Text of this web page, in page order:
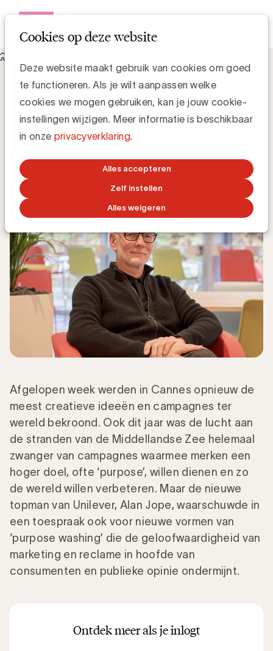
Cookies op deze website
Deze website maakt gebruik van cookies om goed
te functioneren. Als je wilt aanpassen welke
cookies we mogen gebruiken, kan je jouw cookie-
instellingen wijzigen. Meer informatie is beschikbaar
in onze privacyverklaring.
Alles accepteren
Zelf instellen
Alles weigeren
Purpose washing: ongeloofwaardige reclame, door Fons Van
Dyck
Purpose washing: ongeloofwaardige
reclame, door Fons Van Dyck
22 JULI 2019
Afgelopen week werden in Cannes opnieuw de
meest creatieve ideeën en campagnes ter
wereld bekroond. Ook dit jaar was de lucht aan
de stranden van de Middellandse Zee helemaal
zwanger van campagnes waarmee merken een
hoger doel, ofte ‘purpose’, willen dienen en zo
de wereld willen verbeteren. Maar de nieuwe
topman van Unilever, Alan Jope, waarschuwde in
een toespraak ook voor nieuwe vormen van
‘purpose washing’ die de geloofwaardigheid van
marketing en reclame in hoofde van
consumenten en publieke opinie ondermijnt.
Ontdek meer als je inlogt